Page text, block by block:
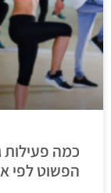
כמה פעילות
הפשוט לפי